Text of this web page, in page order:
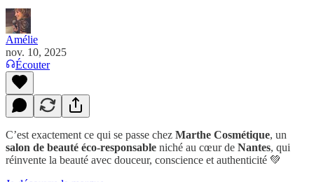
Amélie
nov. 10, 2025
Écouter
C’est exactement ce qui se passe chez Marthe Cosmétique, un
salon de beauté éco-responsable niché au cœur de Nantes, qui
réinvente la beauté avec douceur, conscience et authenticité 💚